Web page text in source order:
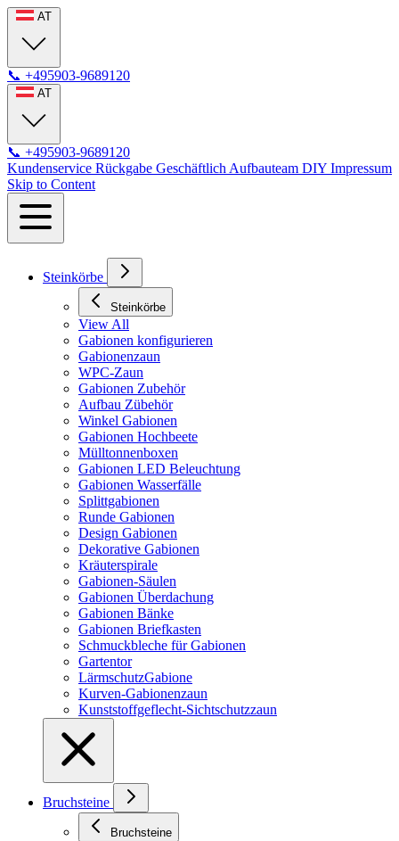
AT
📞 +495903-9689120
AT
📞 +495903-9689120
Kundenservice Rückgabe Geschäftlich Aufbauteam DIY Impressum
Skip to Content
Steinkörbe
Steinkörbe
View All
Gabionen konfigurieren
Gabionenzaun
WPC-Zaun
Gabionen Zubehör
Aufbau Zübehör
Winkel Gabionen
Gabionen Hochbeete
Mülltonnenboxen
Gabionen LED Beleuchtung
Gabionen Wasserfälle
Splittgabionen
Runde Gabionen
Design Gabionen
Dekorative Gabionen
Kräuterspirale
Gabionen-Säulen
Gabionen Überdachung
Gabionen Bänke
Gabionen Briefkasten
Schmuckbleche für Gabionen
Gartentor
LärmschutzGabione
Kurven-Gabionenzaun
Kunststoffgeflecht-Sichtschutzzaun
Bruchsteine
Bruchsteine